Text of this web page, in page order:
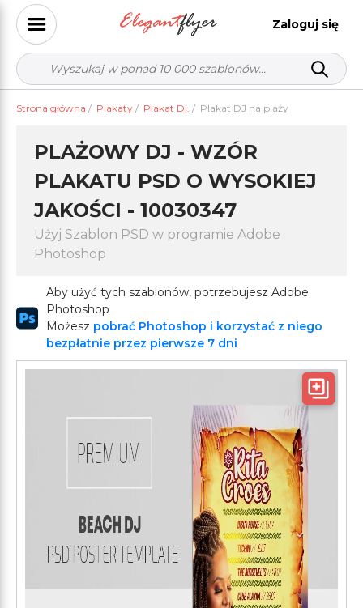
Zaloguj się
Strona główna / Plakaty / Plakat Dj. / Plakat DJ na plaży
PLAŻOWY DJ - WZÓR
PLAKATU PSD O WYSOKIEJ
JAKOŚCI - 10030347
Użyj Szablon PSD w programie Adobe
Photoshop
Aby użyć tych szablonów, potrzebujesz Adobe
Photoshop
Możesz pobrać Photoshop i korzystać z niego
bezpłatnie przez pierwsze 7 dni